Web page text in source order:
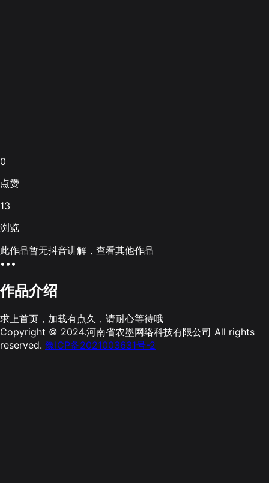
0
点赞
13
浏览
此作品暂无抖音讲解，查看其他作品
•••
作品介绍
求上首页，加载有点久，请耐心等待哦
Copyright © 2024.河南省农墨网络科技有限公司 All rights
reserved. 豫ICP备2021003631号-2